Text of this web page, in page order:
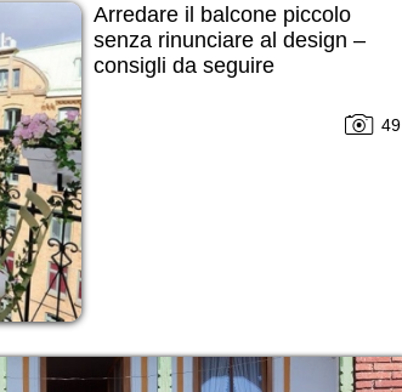
Arredare il balcone piccolo
senza rinunciare al design –
consigli da seguire
49